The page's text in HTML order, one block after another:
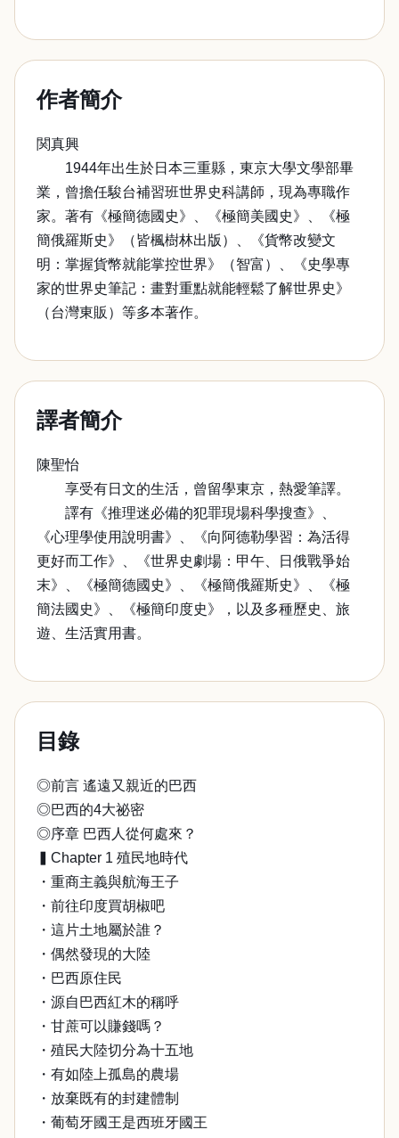
作者簡介
関真興
1944年出生於日本三重縣，東京大學文學部畢
業，曾擔任駿台補習班世界史科講師，現為專職作
家。著有《極簡德國史》、《極簡美國史》、《極
簡俄羅斯史》（皆楓樹林出版）、《貨幣改變文
明：掌握貨幣就能掌控世界》（智富）、《史學專
家的世界史筆記：畫對重點就能輕鬆了解世界史》
（台灣東販）等多本著作。
譯者簡介
陳聖怡
享受有日文的生活，曾留學東京，熱愛筆譯。
譯有《推理迷必備的犯罪現場科學搜查》、
《心理學使用說明書》、《向阿德勒學習：為活得
更好而工作》、《世界史劇場：甲午、日俄戰爭始
末》、《極簡德國史》、《極簡俄羅斯史》、《極
簡法國史》、《極簡印度史》，以及多種歷史、旅
遊、生活實用書。
目錄
◎前言 遙遠又親近的巴西
◎巴西的4大祕密
◎序章 巴西人從何處來？
▍Chapter 1 殖民地時代
・重商主義與航海王子
・前往印度買胡椒吧
・這片土地屬於誰？
・偶然發現的大陸
・巴西原住民
・源自巴西紅木的稱呼
・甘蔗可以賺錢嗎？
・殖民大陸切分為十五地
・有如陸上孤島的農場
・放棄既有的封建體制
・葡萄牙國王是西班牙國王